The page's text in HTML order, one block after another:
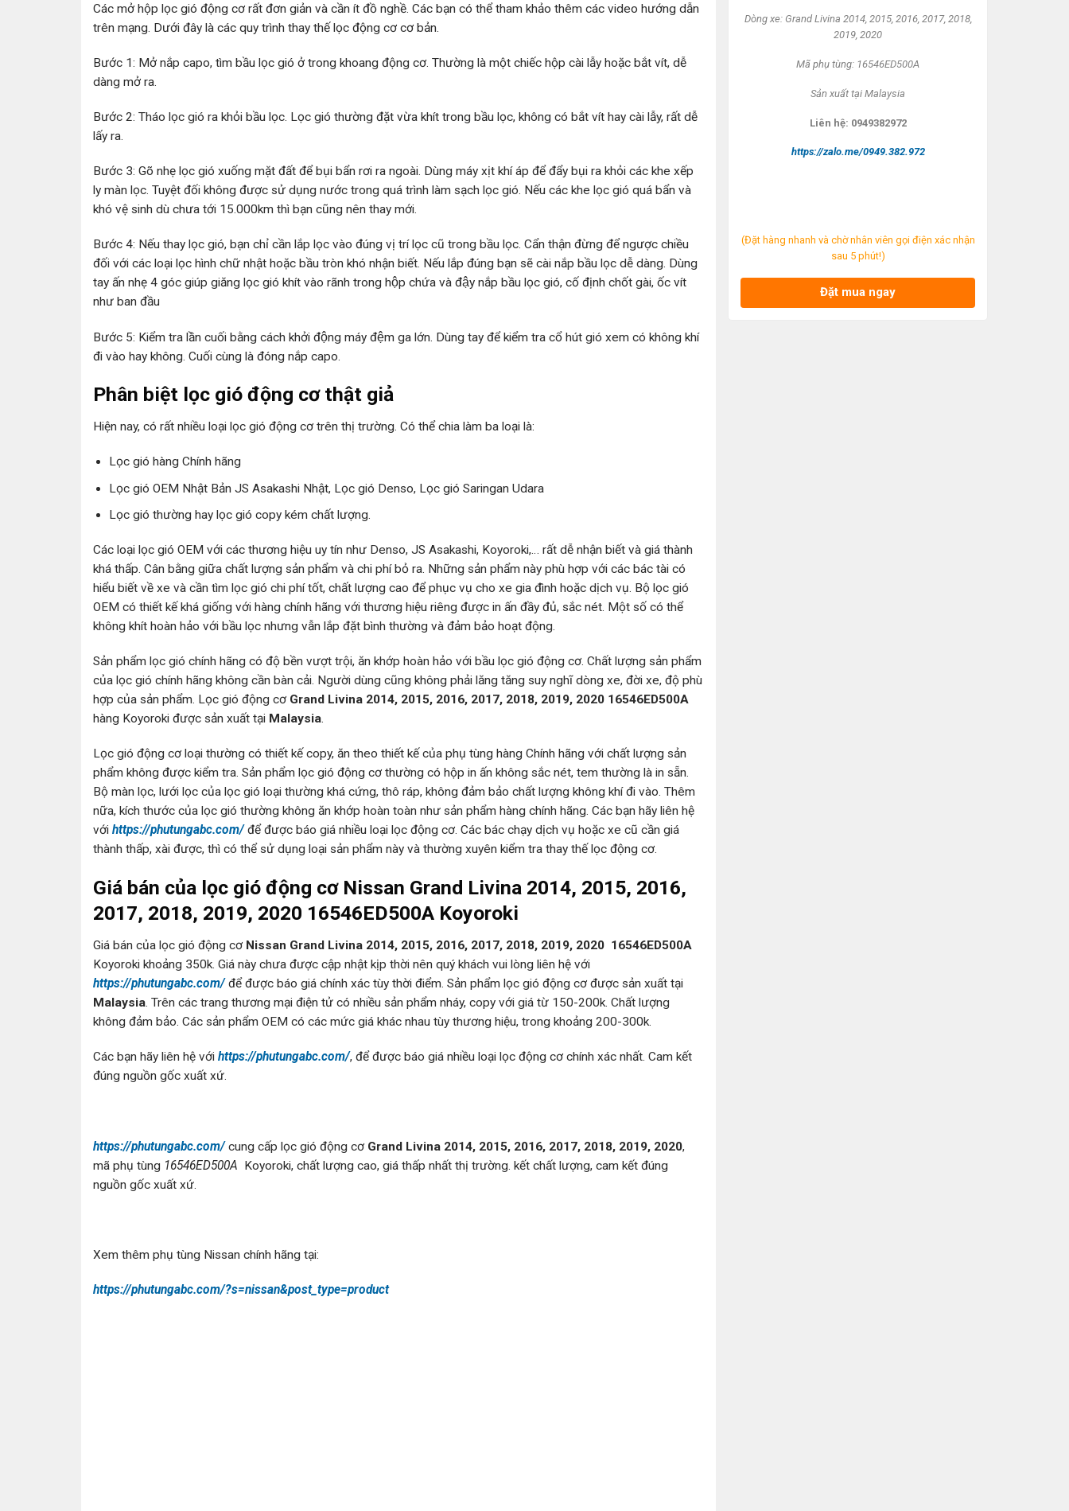
Các mở hộp lọc gió động cơ rất đơn giản và cần ít đồ nghề. Các bạn có thể tham khảo thêm các video hướng dẫn
trên mạng. Dưới đây là các quy trình thay thế lọc động cơ cơ bản.
Bước 1: Mở nắp capo, tìm bầu lọc gió ở trong khoang động cơ. Thường là một chiếc hộp cài lẫy hoặc bắt vít, dễ
dàng mở ra.
Bước 2: Tháo lọc gió ra khỏi bầu lọc. Lọc gió thường đặt vừa khít trong bầu lọc, không có bắt vít hay cài lẫy, rất dễ
lấy ra.
Bước 3: Gõ nhẹ lọc gió xuống mặt đất để bụi bẩn rơi ra ngoài. Dùng máy xịt khí áp để đẩy bụi ra khỏi các khe xếp
ly màn lọc. Tuyệt đối không được sử dụng nước trong quá trình làm sạch lọc gió. Nếu các khe lọc gió quá bẩn và
khó vệ sinh dù chưa tới 15.000km thì bạn cũng nên thay mới.
Bước 4: Nếu thay lọc gió, bạn chỉ cần lắp lọc vào đúng vị trí lọc cũ trong bầu lọc. Cẩn thận đừng để ngược chiều
đối với các loại lọc hình chữ nhật hoặc bầu tròn khó nhận biết. Nếu lắp đúng bạn sẽ cài nắp bầu lọc dễ dàng. Dùng
tay ấn nhẹ 4 góc giúp giăng lọc gió khít vào rãnh trong hộp chứa và đậy nắp bầu lọc gió, cố định chốt gài, ốc vít
như ban đầu
Bước 5: Kiểm tra lầ̀n cuối bằng cách khởi động máy đệm ga lớn. Dùng tay để kiểm tra cổ hút gió xem có không khí
đi vào hay không. Cuối cùng là đóng nắp capo.
Phân biệt lọc gió động cơ thật giả
Hiện nay, có rất nhiều loại lọc gió động cơ trên thị trường. Có thể chia làm ba loại là:
Lọc gió hàng Chính hãng
Lọc gió OEM Nhật Bản JS Asakashi Nhật, Lọc gió Denso, Lọc gió Saringan Udara
Lọc gió thường hay lọc gió copy kém chất lượng.
Các loại lọc gió OEM với các thương hiệu uy tín như Denso, JS Asakashi, Koyoroki,… rất dễ nhận biết và giá thành
khá thấp. Cân bằng giữa chất lượng sản phẩm và chi phí bỏ ra. Những sản phẩm này phù hợp với các bác tài có
hiểu biết về xe và cần tìm lọc gió chi phí tốt, chất lượng cao để phục vụ cho xe gia đình hoặc dịch vụ. Bộ lọc gió
OEM có thiết kế khá giống với hàng chính hãng với thương hiệu riêng được in ấn đầy đủ, sắc nét. Một số có thể
không khít hoàn hảo với bầu lọc nhưng vẫn lắp đặt bình thường và đảm bảo hoạt động.
Sản phẩm lọc gió chính hãng có độ bền vượt trội, ăn khớp hoàn hảo với bầu lọc gió động cơ. Chất lượng sản phẩm
của lọc gió chính hãng không cần bàn cải. Người dùng cũng không phải lăng tăng suy nghĩ dòng xe, đời xe, độ phù
hợp của sản phẩm. Lọc gió động cơ Grand Livina 2014, 2015, 2016, 2017, 2018, 2019, 2020 16546ED500A
hàng Koyoroki được sản xuất tại Malaysia.
Lọc gió động cơ loại thường có thiết kế copy, ăn theo thiết kế của phụ tùng hàng Chính hãng với chất lượng sản
phẩm không được kiểm tra. Sản phẩm lọc gió động cơ thường có hộp in ấn không sắc nét, tem thường là in sẵn.
Bộ màn lọc, lưới lọc của lọc gió loại thường khá cứng, thô ráp, không đảm bảo chất lượng không khí đi vào. Thêm
nữa, kích thước của lọc gió thường không ăn khớp hoàn toàn như sản phẩm hàng chính hãng. Các bạn hãy liên hệ
với https://phutungabc.com/ để được báo giá nhiều loại lọc động cơ. Các bác chạy dịch vụ hoặc xe cũ cần giá
thành thấp, xài được, thì có thể sử dụng loại sản phẩm này và thường xuyên kiểm tra thay thế lọc động cơ.
Giá bán của lọc gió động cơ Nissan Grand Livina 2014, 2015, 2016,
2017, 2018, 2019, 2020 16546ED500A Koyoroki
Giá bán của lọc gió động cơ Nissan Grand Livina 2014, 2015, 2016, 2017, 2018, 2019, 2020 16546ED500A
Koyoroki khoảng 350k. Giá này chưa được cập nhật kịp thời nên quý khách vui lòng liên hệ với
https://phutungabc.com/để được báo giá chính xác tùy thời điểm. Sản phẩm lọc gió động cơ được sản xuất tại
Malaysia. Trên các trang thương mại điện tử có nhiều sản phẩm nháy, copy với giá từ 150-200k. Chất lượng
không đảm bảo. Các sản phẩm OEM có các mức giá khác nhau tùy thương hiệu, trong khoảng 200-300k.
Các bạn hãy liên hệ với https://phutungabc.com/, để được báo giá nhiều loại lọc động cơ chính xác nhất. Cam kết
đúng nguồn gốc xuất xứ.
https://phutungabc.com/cung cấp lọc gió động cơ Grand Livina 2014, 2015, 2016, 2017, 2018, 2019, 2020,
mã phụ tùng 16546ED500A Koyoroki, chất lượng cao, giá thấp nhất thị trường. kết chất lượng, cam kết đúng
nguồn gốc xuất xứ.
Xem thêm phụ tùng Nissan chính hãng tại:
https://phutungabc.com/?s=nissan&post_type=product
Dòng xe: Grand Livina 2014, 2015, 2016, 2017, 2018,
2019, 2020
Mã phụ tùng: 16546ED500A
Sản xuất tại Malaysia
Liên hệ: 0949382972
https://zalo.me/0949.382.972
(Đặt hàng nhanh và chờ nhân viên gọi điện xác nhận
sau 5 phút!)
Đặt mua ngay